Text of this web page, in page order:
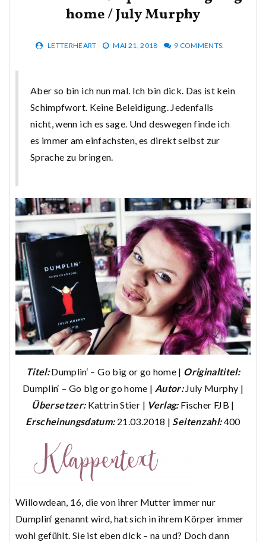
home / July Murphy
LETTERHEART MAI 21, 2018 9 COMMENTS.
Aber so bin ich nun mal. Ich bin dick. Das ist kein
Schimpfwort. Keine Beleidigung. Jedenfalls
nicht, wenn ich es sage. Und deswegen finde ich
es immer am einfachsten, es direkt selbst zur
Sprache zu bringen.
Titel:Dumplin‘ – Go big or go home | Originaltitel:
Dumplin‘ – Go big or go home | Autor:July Murphy |
Übersetzer:Kattrin Stier | Verlag: Fischer FJB |
Erscheinungsdatum: 21.03.2018 |Seitenzahl:400
Willowdean, 16, die von ihrer Mutter immer nur
Dumplin‘ genannt wird, hat sich in ihrem Körper immer
wohl gefühlt. Sie ist eben dick – na und? Doch dann